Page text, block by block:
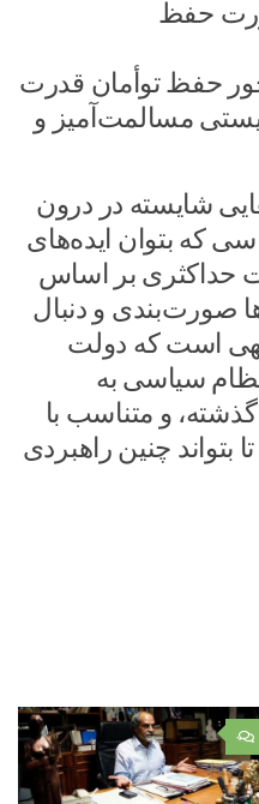
حفظ
حفظ توأمان قدرت
مسالمت‌آمیز و
شایسته در درون
که بتوان ایده‌های
حداکثری بر اساس
صورت‌بندی و دنبال
است که دولت
نظام سیاسی به
و متناسب با
بتواند چنین راهبردی
۰